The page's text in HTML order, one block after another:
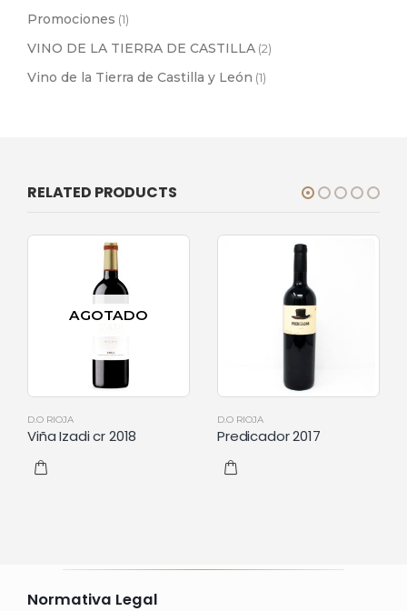
Promociones (1)
VINO DE LA TIERRA DE CASTILLA (2)
Vino de la Tierra de Castilla y León (1)
RELATED PRODUCTS
AGOTADO
cr 2018 Predicador 2017
Normativa Legal